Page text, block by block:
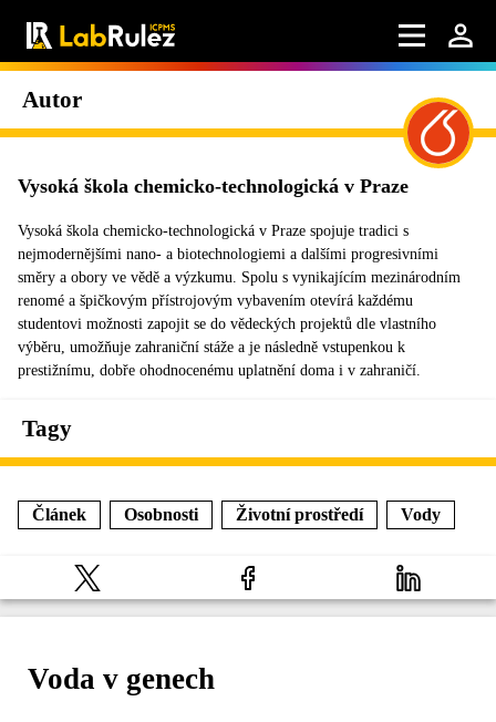
Autor
Vysoká škola chemicko-technologická v Praze
Vysoká škola chemicko-technologická v Praze spojuje tradici s
nejmodernějšími nano- a biotechnologiemi a dalšími progresivními
směry a obory ve vědě a výzkumu. Spolu s vynikajícím mezinárodním
renomé a špičkovým přístrojovým vybavením otevírá každému
studentovi možnosti zapojit se do vědeckých projektů dle vlastního
výběru, umožňuje zahraniční stáže a je následně vstupenkou k
prestižnímu, dobře ohodnocenému uplatnění doma i v zahraničí.
Tagy
Článek Osobnosti Životní prostředí Vody
Voda v genech